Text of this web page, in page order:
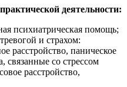
деятельности:
психиатрическая помощь;
и страхом:
расстройство, паническое
связанные со стрессом
расстройство,